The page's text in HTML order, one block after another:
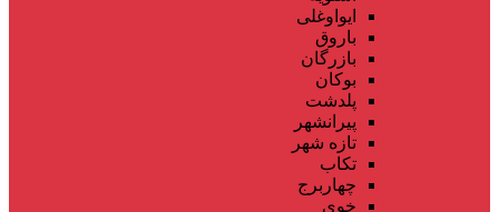
ایواوغلی
باروق
بازرگان
بوکان
پلدشت
پیرانشهر
تازه شهر
تکاب
چهاربرج
خوی